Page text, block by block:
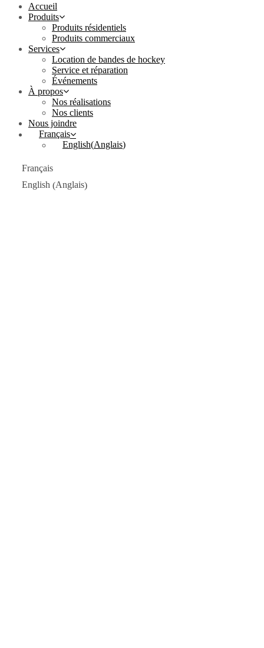
Accueil
Produits
Produits résidentiels
Produits commerciaux
Services
Location de bandes de hockey
Service et réparation
Événements
À propos
Nos réalisations
Nos clients
Nous joindre
Français
English(Anglais)
Français
English (Anglais)